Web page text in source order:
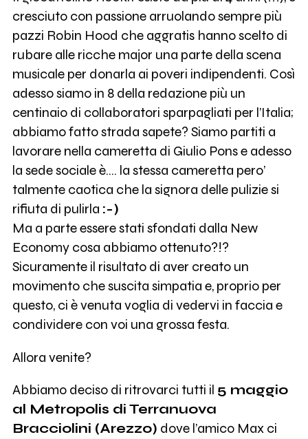
cresciuto con passione arruolando sempre più
pazzi Robin Hood che aggratis hanno scelto di
rubare alle ricche major una parte della scena
musicale per donarla ai poveri indipendenti. Così
adesso siamo in 8 della redazione più un
centinaio di collaboratori sparpagliati per l’Italia;
abbiamo fatto strada sapete? Siamo partiti a
lavorare nella cameretta di Giulio Pons e adesso
la sede sociale è…. la stessa cameretta pero’
talmente caotica che la signora delle pulizie si
rifiuta di pulirla :-)
Ma a parte essere stati sfondati dalla New
Economy cosa abbiamo ottenuto?!?
Sicuramente il risultato di aver creato un
movimento che suscita simpatia e, proprio per
questo, ci è venuta voglia di vedervi in faccia e
condividere con voi una grossa festa.
Allora venite?
Abbiamo deciso di ritrovarci tutti il 5 maggio
al Metropolis di Terranuova
Bracciolini (Arezzo) dove l’amico Max ci